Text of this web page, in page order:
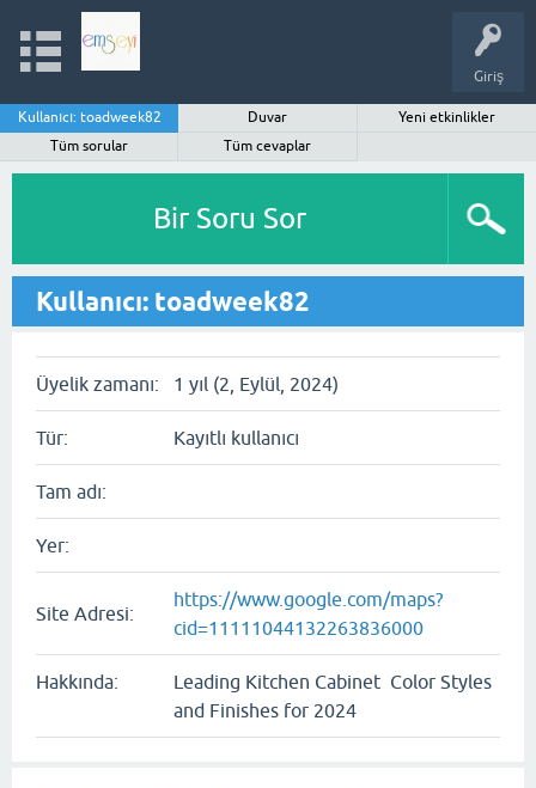
Giriş
Kullanıcı: toadweek82 Duvar
Yeni etkinlikler
Tüm sorular
Tüm cevaplar
Bir Soru Sor
Kullanıcı: toadweek82
Üyelik zamanı: 1 yıl (2, Eylül, 2024)
Tür: Kayıtlı kullanıcı
Tam adı:
Yer:
Site Adresi:
https://www.google.com/maps?
cid=11111044132263836000
Hakkında:
Leading Kitchen Cabinet Color Styles
and Finishes for 2024